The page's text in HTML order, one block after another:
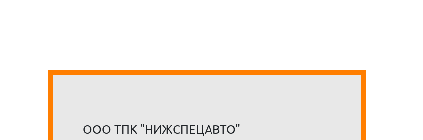
ООО ТПК "НИЖСПЕЦАВТО"